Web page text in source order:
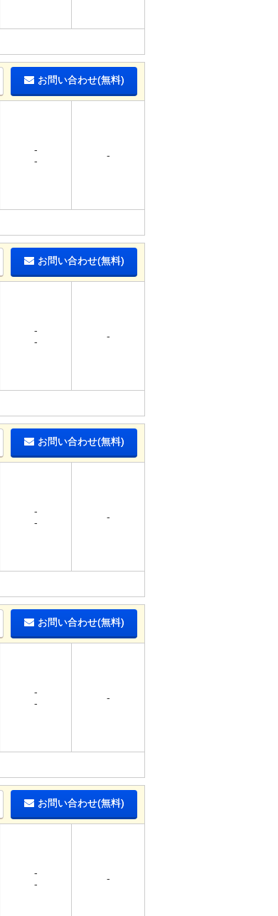
お問い合わせ(無料)
-
-
-
お問い合わせ(無料)
-
-
-
お問い合わせ(無料)
-
-
-
お問い合わせ(無料)
-
-
-
お問い合わせ(無料)
-
-
-